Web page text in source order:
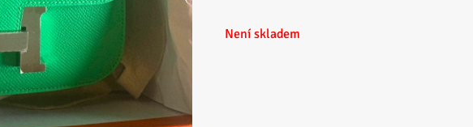
Není skladem